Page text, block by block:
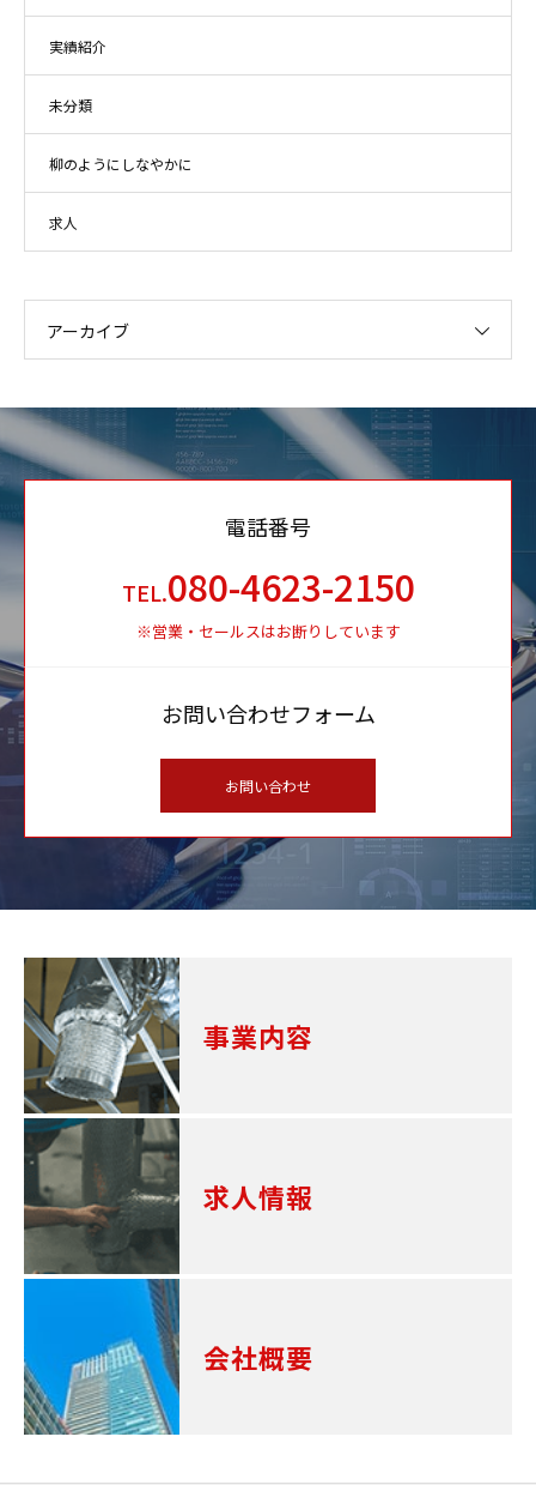
実績紹介
未分類
柳のようにしなやかに
求人
アーカイブ
電話番号
TEL.080-4623-2150
※営業・セールスはお断りしています
お問い合わせフォーム
お問い合わせ
事業内容
求人情報
会社概要